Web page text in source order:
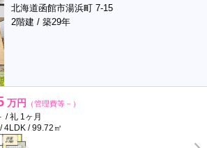
北海道函館市湯浜町 7-15
2階建 / 築29年
万円 （管理費等－）
/ 礼 1ヶ月
4LDK / 99.72㎡